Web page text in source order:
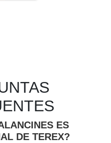
ES
DE TEREX?